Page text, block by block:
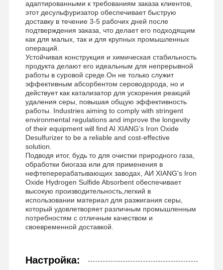
адаптированными к требованиям заказа клиентов,
этот десульфуризатор обеспечивает быструю
доставку в течение 3-5 рабочих дней после
подтверждения заказа, что делает его подходящим
как для малых, так и для крупных промышленных
операций.
Устойчивая конструкция и химическая стабильность
продукта делают его идеальным для непрерывной
работы в суровой среде.Он не только служит
эффективным абсорбентом сероводорода, но и
действует как катализатор для ускорения реакций
удаления серы, повышая общую эффективность
работы. Industries aiming to comply with stringent
environmental regulations and improve the longevity
of their equipment will find AI XIANG’s Iron Oxide
Desulfurizer to be a reliable and cost-effective
solution.
Подводя итог, будь то для очистки природного газа,
обработки биогаза или для применения в
нефтеперерабатывающих заводах, АИ XIANG's Iron
Oxide Hydrogen Sulfide Absorbent обеспечивает
высокую производительность,легкий в
использовании материал для разжигания серы,
который удовлетворяет различным промышленным
потребностям с отличным качеством и
своевременной доставкой.
Настройка: